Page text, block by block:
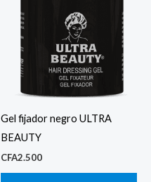
Gel fijador negro ULTRA
BEAUTY
CFA2.500